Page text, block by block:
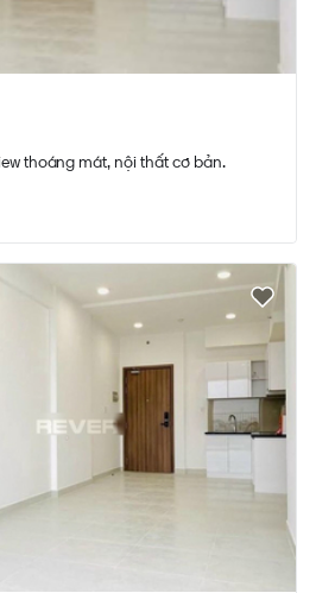
thoáng mát, nội thất cơ bản.